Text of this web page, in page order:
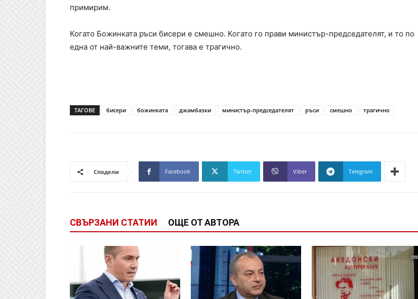
примирим.
Когато Божинката ръси бисери е смешно. Когато го прави министър-председателят, и то по
една от най-важните теми, тогава е трагично.
ТАГОВЕ бисери божинката джамбазки министър-председателят ръси смешно трагично
Сподели Facebook Twitter Viber Telegram
СВЪРЗАНИ СТАТИИ ОЩЕ ОТ АВТОРА